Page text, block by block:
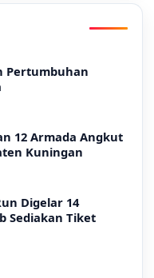
Pertumbuhan
12 Armada Angkut
Kuningan
Digelar 14
Sediakan Tiket